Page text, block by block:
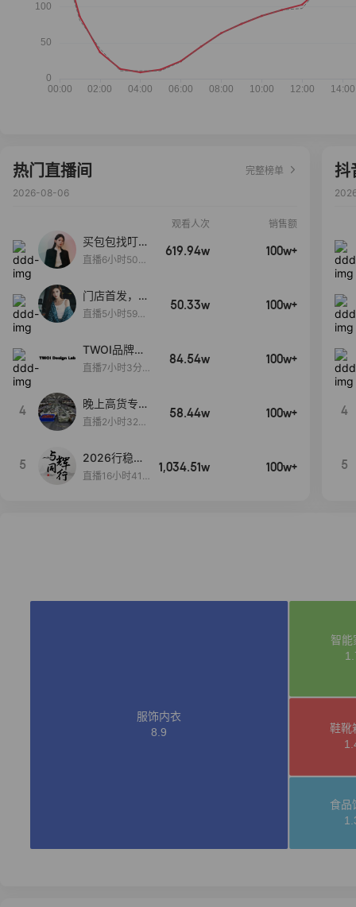
热门直播间
完整榜单
2026-08-06
观看人次 销售额
买包包找叮
当,一折购！
直播6小时50分
619.94w 100w+
门店首发，秋
款大上新！！
直播5小时59分
50.33w 100w+
TWOI品牌直
播间新款上
直播7小时3分5
84.54w 100w+
4
晚上高货专场
大放漏
直播2小时32分
58.44w 100w+
5
2026行稳致
远
直播16小时41
1,034.51w 100w+
抖
4
5